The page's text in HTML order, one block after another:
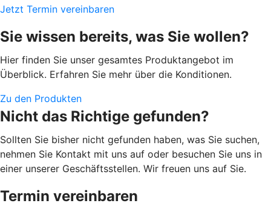
Jetzt Termin vereinbaren
Sie wissen bereits, was Sie wollen?
Hier finden Sie unser gesamtes Produktangebot im
Überblick. Erfahren Sie mehr über die Konditionen.
Zu den Produkten
Nicht das Richtige gefunden?
Sollten Sie bisher nicht gefunden haben, was Sie suchen,
nehmen Sie Kontakt mit uns auf oder besuchen Sie uns in
einer unserer Geschäftsstellen. Wir freuen uns auf Sie.
Termin vereinbaren